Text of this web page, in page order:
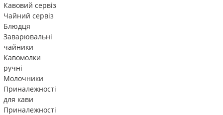
Кавовий сервіз
Чайний сервіз
Блюдця
Заварювальні
чайники
Кавомолки
ручні
Молочники
Приналежності
для кави
Приналежності